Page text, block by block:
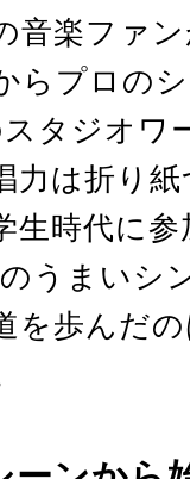
音楽ファ
らプロの
タジオワ
力は折り
生時代に
うまいシ
を歩んだ